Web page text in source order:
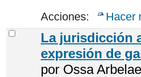
Acciones: Hacer
La jurisdicción
expresión de
por Ossa